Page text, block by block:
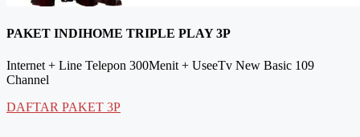
PAKET INDIHOME TRIPLE PLAY 3P
Internet + Line Telepon 300Menit + UseeTv New Basic 109
Channel
DAFTAR PAKET 3P